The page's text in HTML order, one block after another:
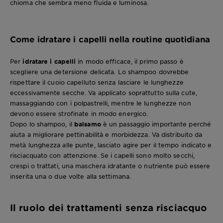
chioma che sembra meno fluida e luminosa.
Come idratare i capelli nella routine quotidiana
Per idratare i capelli in modo efficace, il primo passo è
scegliere una detersione delicata. Lo shampoo dovrebbe
rispettare il cuoio capelluto senza lasciare le lunghezze
eccessivamente secche. Va applicato soprattutto sulla cute,
massaggiando con i polpastrelli, mentre le lunghezze non
devono essere strofinate in modo energico.
Dopo lo shampoo, il balsamoè un passaggio importante perché
aiuta a migliorare pettinabilità e morbidezza. Va distribuito da
metà lunghezza alle punte, lasciato agire per il tempo indicato e
risciacquato con attenzione. Se i capelli sono molto secchi,
crespi o trattati, una maschera idratante o nutriente può essere
inserita una o due volte alla settimana.
Il ruolo dei trattamenti senza risciacquo